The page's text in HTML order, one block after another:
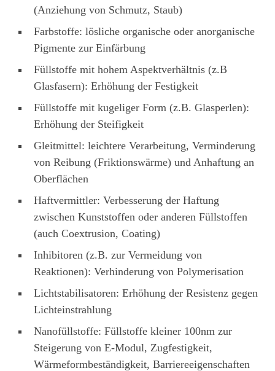
(Anziehung von Schmutz, Staub)
Farbstoffe: lösliche organische oder anorganische
Pigmente zur Einfärbung
Füllstoffe mit hohem Aspektverhältnis (z.B
Glasfasern): Erhöhung der Festigkeit
Füllstoffe mit kugeliger Form (z.B. Glasperlen):
Erhöhung der Steifigkeit
Gleitmittel: leichtere Verarbeitung, Verminderung
von Reibung (Friktionswärme) und Anhaftung an
Oberflächen
Haftvermittler: Verbesserung der Haftung
zwischen Kunststoffen oder anderen Füllstoffen
(auch Coextrusion, Coating)
Inhibitoren (z.B. zur Vermeidung von
Reaktionen): Verhinderung von Polymerisation
Lichtstabilisatoren: Erhöhung der Resistenz gegen
Lichteinstrahlung
Nanofüllstoffe: Füllstoffe kleiner 100nm zur
Steigerung von E-Modul, Zugfestigkeit,
Wärmeformbeständigkeit, Barriereeigenschaften